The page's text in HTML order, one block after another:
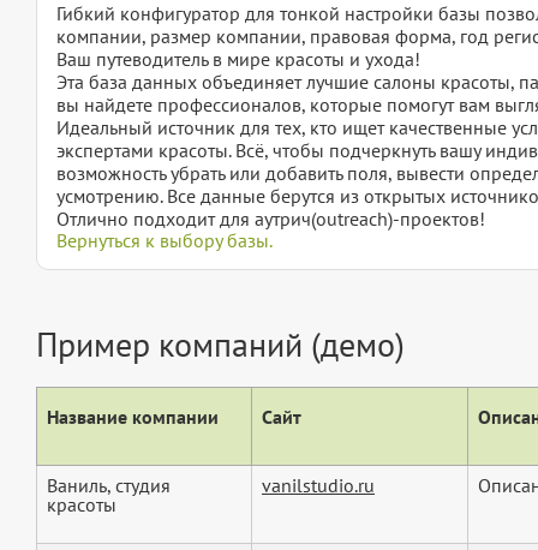
Гибкий конфигуратор для тонкой настройки базы
компании, размер компании, правовая форма, год
Ваш путеводитель в мире красоты и ухода!
Эта база данных объединяет лучшие салоны красоты,
вы найдете профессионалов, которые помогут вам
Идеальный источник для тех, кто ищет качественные
экспертами красоты. Всё, чтобы подчеркнуть вашу
возможность убрать или добавить поля, вывести
усмотрению. Все данные берутся из открытых
Отлично подходит для аутрич(outreach)-проектов!
Вернуться к выбору базы.
Пример компаний (демо)
Название компании Сайт
Ваниль, студия
красоты
vanilstudio.ru